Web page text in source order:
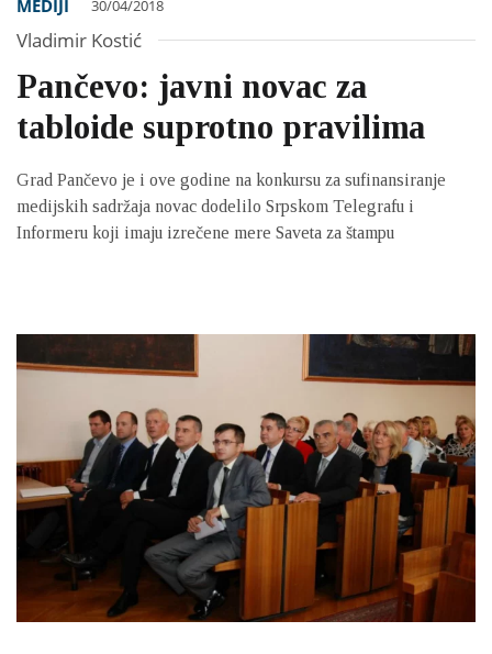
MEDIJI 30/04/2018
Vladimir Kostić
Pančevo: javni novac za
tabloide suprotno pravilima
Grad Pančevo je i ove godine na konkursu za sufinansiranje
medijskih sadržaja novac dodelilo Srpskom Telegrafu i
Informeru koji imaju izrečene mere Saveta za štampu